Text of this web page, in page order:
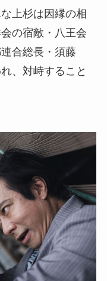
上杉は因縁の相
の宿敵・八王会
合総長・須藤
、対峙すること